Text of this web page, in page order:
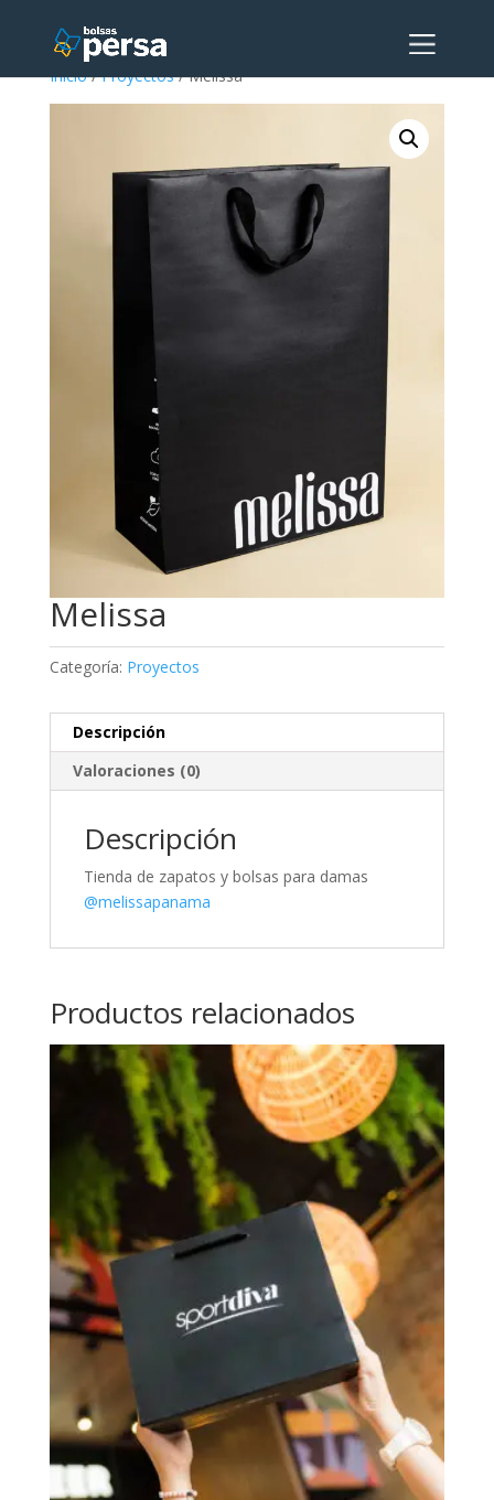
Inicio/Proyectos/ Melissa
Melissa
Categoría: Proyectos
Descripción
Valoraciones (0)
Descripción
Tienda de zapatos y bolsas para damas
@melissapanama
Productos relacionados